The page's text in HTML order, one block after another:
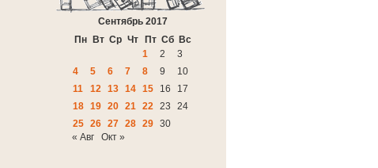
Сентябрь 2017
Пн
Вт Ср Чт Пт Сб Вс
1
2
3
4
5 6 7 8 9
10
11
12 13 14 15 16
17
18 19 20 21 22 23
24
25 26 27 28 29 30
« Авг
Окт »